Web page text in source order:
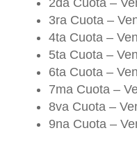
2da Cuota –
3ra Cuota –
4ta Cuota –
5ta Cuota –
6ta Cuota –
7ma Cuota –
8va Cuota –
9na Cuota –